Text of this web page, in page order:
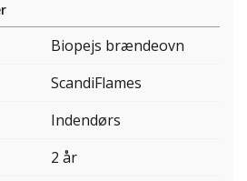
Biopejs brændeovn
ScandiFlames
Indendørs
2 år